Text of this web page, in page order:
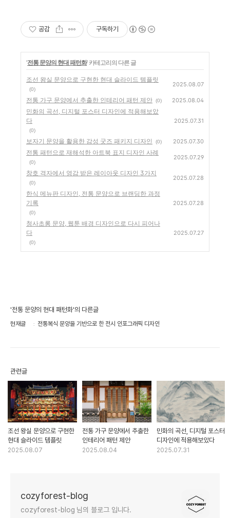
공감 구독하기
'전통 문양의 현대 패턴화' 카테고리의 다른 글
조선 왕실 문양으로 구현한 현대 슬라이드 템플릿
(0)
2025.08.07
전통 가구 문양에서 추출한 인테리어 패턴 제안 (0) 2025.08.04
민화의 곡선, 디지털 포스터 디자인에 적용해보았
다
(0)
2025.07.31
보자기 문양을 활용한 감성 굿즈 패키지 디자인 (0) 2025.07.30
전통 패턴으로 재해석한 아트북 표지 디자인 사례
(0)
2025.07.29
창호 격자에서 영감 받은 레이아웃 디자인 3가지
(0)
2025.07.28
한식 메뉴판 디자인, 전통 문양으로 브랜딩한 과정
기록
(0)
2025.07.28
청사초롱 문양, 웹툰 배경 디자인으로 다시 피어나
다
(0)
2025.07.27
'전통 문양의 현대 패턴화'의 다른글
현재글 전통복식 문양을 기반으로 한 전시 인포그래픽 디자인
관련글
조선 왕실 문양으로 구현한
현대 슬라이드 템플릿
2025.08.07
전통 가구 문양에서 추출한
인테리어 패턴 제안
2025.08.04
민화의 곡선, 디지털 포스터
디자인에 적용해보았다
2025.07.31
cozyforest-blog
cozyforest-blog 님의 블로그 입니다.